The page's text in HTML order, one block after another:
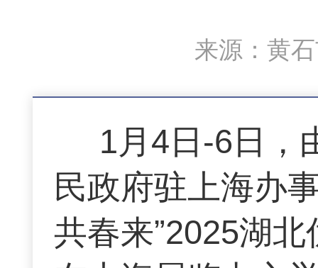
来源：黄
1月4日-6日，
民政府驻上海办
共春来”2025湖